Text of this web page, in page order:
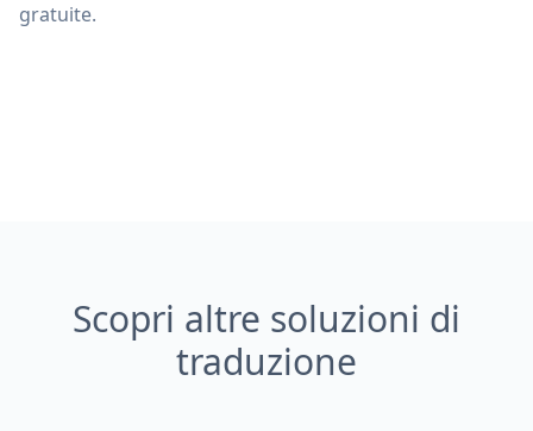
gratuite.
Scopri altre soluzioni di
traduzione